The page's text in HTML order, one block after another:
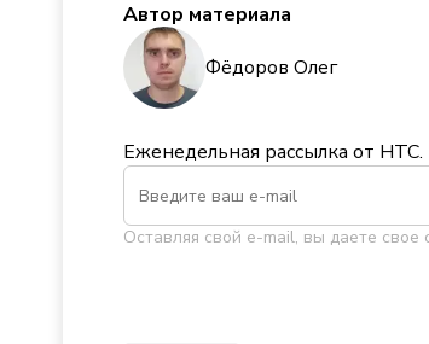
Автор материала
Фёдоров Олег
Еженедельная рассылка от
Оставляя свой e-mail, вы даете свое